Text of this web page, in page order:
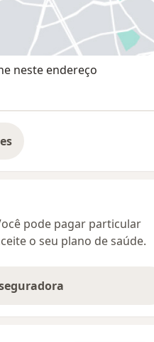
separador
neste endereço
pode pagar particular
o seu plano de saúde.